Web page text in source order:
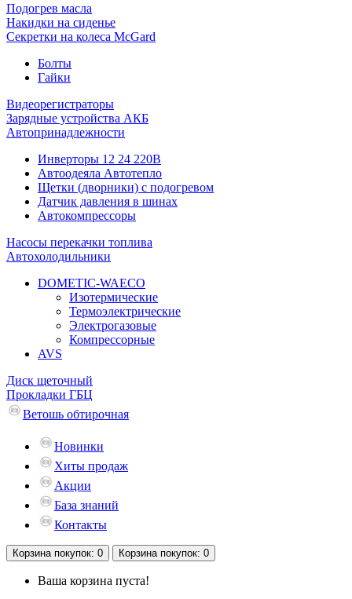
Подогрев масла
Накидки на сиденье
Секретки на колеса McGard
Болты
Гайки
Видеорегистраторы
Зарядные устройства АКБ
Автопринадлежности
Инверторы 12 24 220В
Автоодеяла Автотепло
Щетки (дворники) с подогревом
Датчик давления в шинах
Автокомпрессоры
Насосы перекачки топлива
Автохолодильники
DOMETIC-WAECO
Изотермические
Термоэлектрические
Электрогазовые
Компрессорные
AVS
Диск щеточный
Прокладки ГБЦ
Ветошь обтирочная
Новинки
Хиты продаж
Акции
База знаний
Контакты
Корзина покупок: 0 Корзина покупок: 0
Ваша корзина пуста!